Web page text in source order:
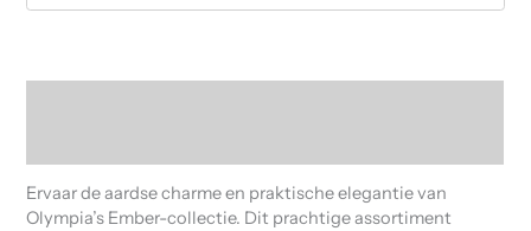
Ervaar de aardse charme en praktische elegantie van
Olympia’s Ember-collectie. Dit prachtige assortiment